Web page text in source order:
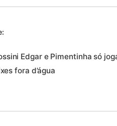
Edgar e Pimentinha só
fora d’água